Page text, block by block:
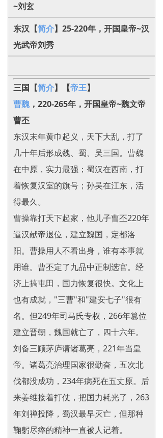
~刘玄
东汉【简介】25-220年，开国皇帝~汉
光武帝刘秀
三国【简介】【帝王】
曹魏 ，220-265年，开国皇帝~魏文帝
曹丕
东汉末年黄巾起义，天下大乱，打了
几十年后形成魏、蜀、吴三国。曹魏
在中原，实力最强；蜀汉在西南，打
着恢复汉室的旗号；孙吴在江东，活
得最久。
曹操靠打天下起家，他儿子曹丕220年
逼汉献帝退位，建立魏国，定都洛
阳。曹操用人不看出身，谁有本事就
用谁。曹丕定了九品中正制选官。经
济上搞屯田，国力恢复很快。文化上
也有成就，"三曹"和"建安七子"很有
名。但249年司马氏专权，266年篡位
建立晋朝，魏国就亡了，四十六年。
刘备三顾茅庐请诸葛亮，221年当皇
帝。诸葛亮治理国家很勤奋，五次北
伐都没成功，234年病死在五丈原。后
来姜维接着打仗，把国力耗光了，263
年刘禅投降，蜀汉最早灭亡，但那种
鞠躬尽瘁的精神一直被人记着。